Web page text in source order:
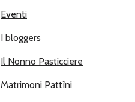
Eventi
I bloggers
Il Nonno Pasticciere
Matrimoni Pattìni